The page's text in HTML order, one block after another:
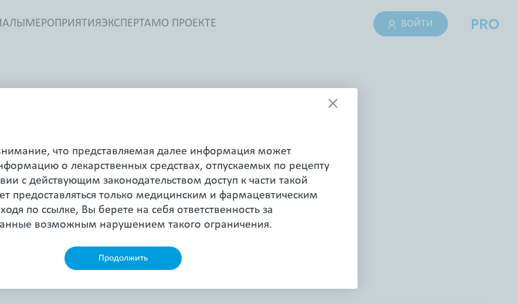
МЕРОПРИЯТИЯЭКСПЕРТАМО ПРОЕКТЕ ВОЙТИ
Адеметионин Искать
здоровье Гастроэнтерология
Пластыри
что представляемая далее информация может
о лекарственных средствах, отпускаемых по рецепту
с действующим законодательством доступ к части такой
предоставляться только медицинским и фармацевтическим
по ссылке, Вы берете на себя ответственность за
возможным нарушением такого ограничения.
Продолжить